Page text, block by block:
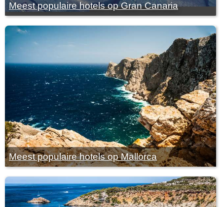
Meest populaire hotels op Gran Canaria
Meest populaire hotels op Mallorca